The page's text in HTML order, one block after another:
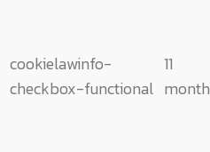
cookielawinfo-
checkbox-functional
11